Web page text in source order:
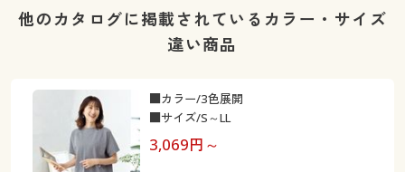
他のカタログに掲載されているカラー・サイズ
違い商品
3,069円～
■カラー/3色展開
■サイズ/S～LL